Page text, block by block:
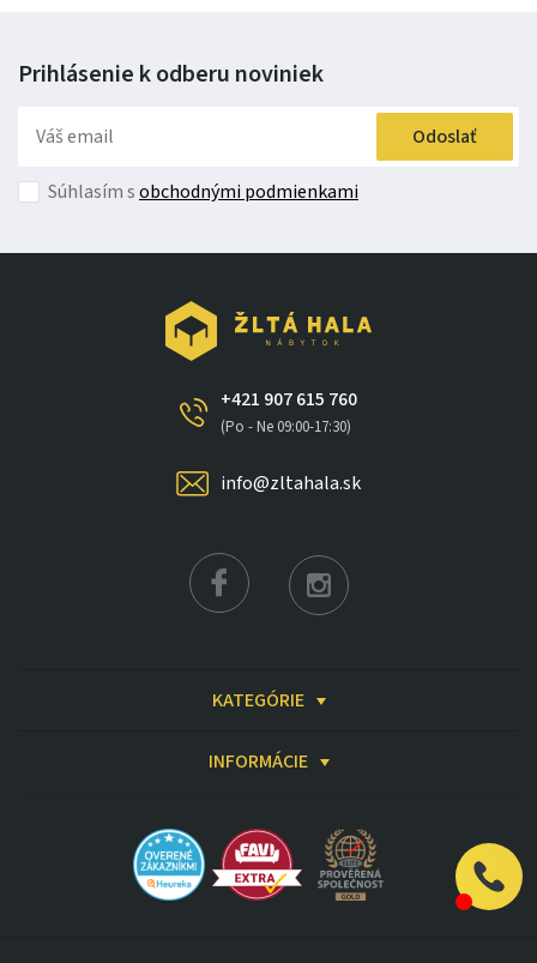
Prihlásenie k odberu noviniek
Odoslať
Súhlasím sobchodnými podmienkami
+421 907 615 760
(Po - Ne 09:00-17:30)
info@zltahala.sk
KATEGÓRIE
INFORMÁCIE